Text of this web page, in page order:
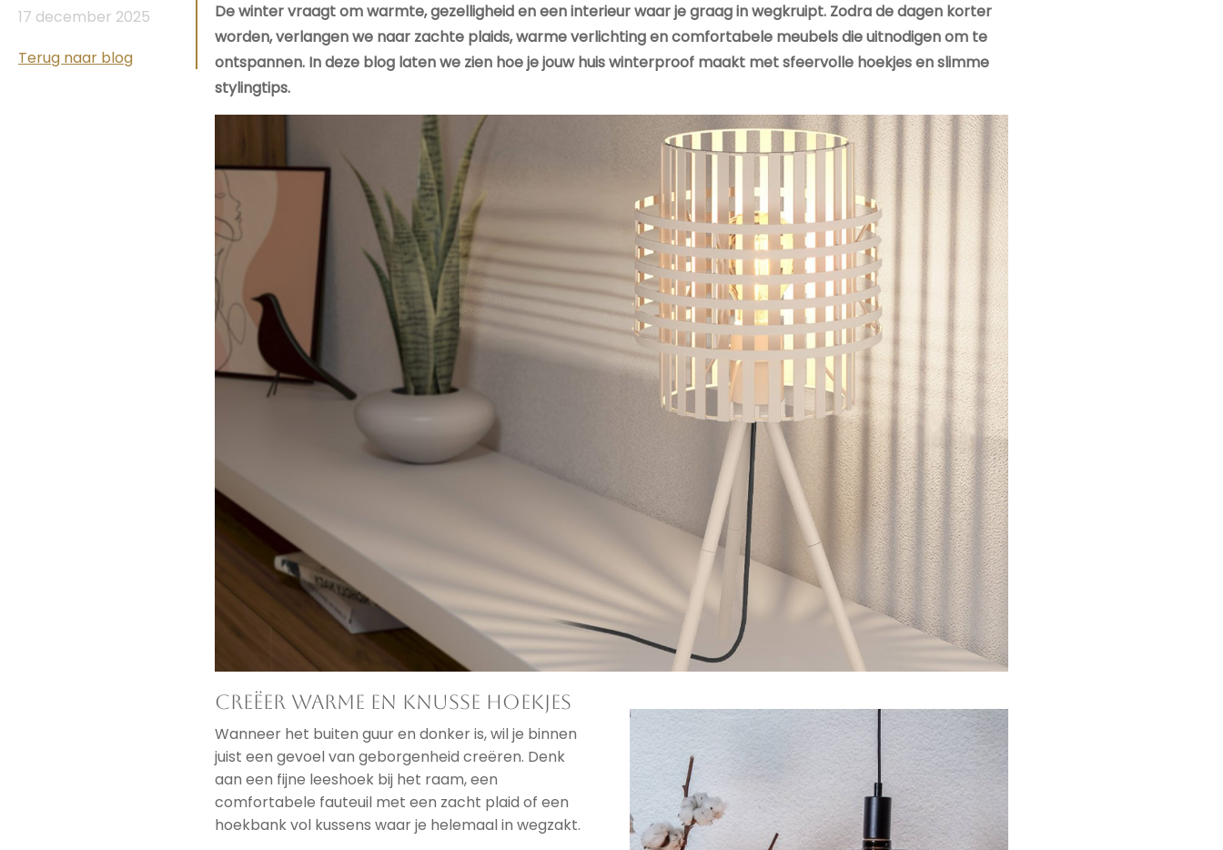
17 december 2025
Terug naar blog
De winter vraagt om warmte, gezelligheid en een interieur waar je graag in wegkruipt. Zodra de dagen korter
worden, verlangen we naar zachte plaids, warme verlichting en comfortabele meubels die uitnodigen om te
ontspannen. In deze blog laten we zien hoe je jouw huis winterproof maakt met sfeervolle hoekjes en slimme
stylingtips.
Creëer warme en knusse hoekjes
Wanneer het buiten guur en donker is, wil je binnen
juist een gevoel van geborgenheid creëren. Denk
aan een fijne leeshoek bij het raam, een
comfortabele fauteuil met een zacht plaid of een
hoekbank vol kussens waar je helemaal in wegzakt.